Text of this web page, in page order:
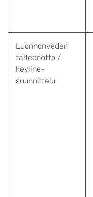
Luonnonveden
talteenotto /
keyline-
suunnittelu